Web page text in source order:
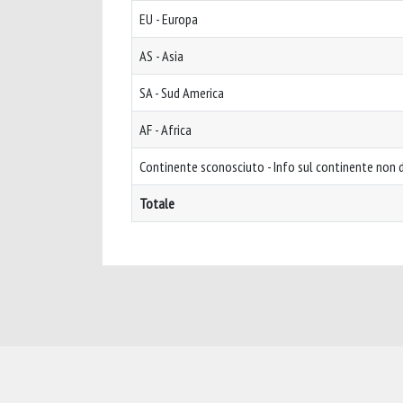
EU - Europa
AS - Asia
SA - Sud America
AF - Africa
Continente sconosciuto - Info sul continente non
Totale